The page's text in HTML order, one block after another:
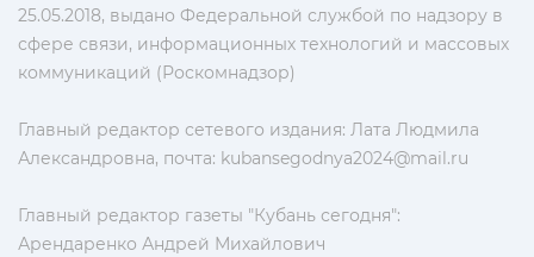
25.05.2018, выдано Федеральной службой по надзору в
сфере связи, информационных технологий и массовых
коммуникаций (Роскомнадзор)
Главный редактор сетевого издания: Лата Людмила
Александровна, почта: kubansegodnya2024@mail.ru
Главный редактор газеты "Кубань сегодня":
Арендаренко Андрей Михайлович